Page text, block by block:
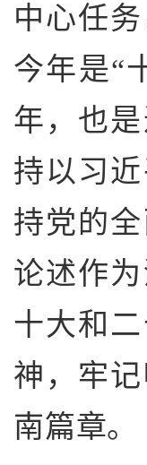
中心任
今年是“
年，也
持以习
持党的
论述作
十大和
神，牢
南篇章。